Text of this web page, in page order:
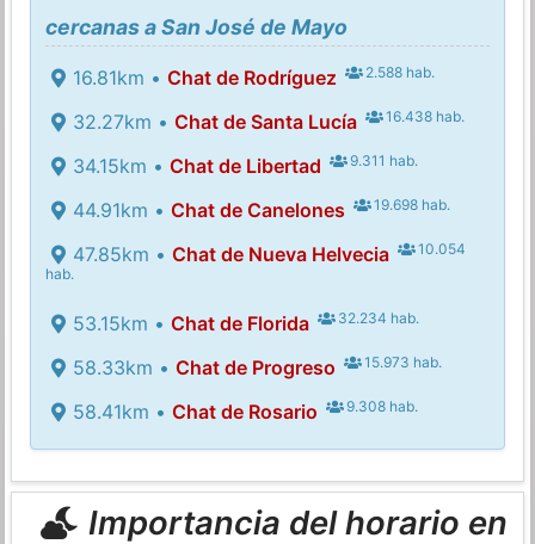
cercanas a San José de Mayo
16.81km • Chat de Rodríguez 2.588 hab.
32.27km • Chat de Santa Lucía 16.438 hab.
34.15km • Chat de Libertad 9.311 hab.
44.91km • Chat de Canelones 19.698 hab.
47.85km • Chat de Nueva Helvecia
10.054
hab.
53.15km • Chat de Florida 32.234 hab.
58.33km • Chat de Progreso 15.973 hab.
58.41km • Chat de Rosario 9.308 hab.
Importancia del horario en